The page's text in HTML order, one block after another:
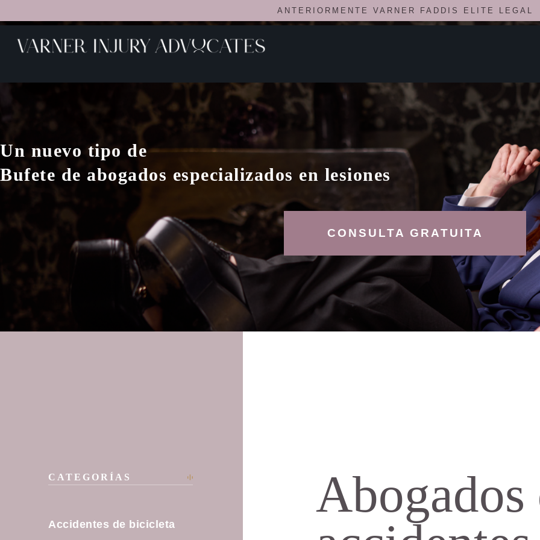
ANTERIORMENTE VARNER FADDIS ELITE LEGAL
Un nuevo tipo de
Bufete de abogados especializados en lesiones
CONSULTA GRATUITA
Abogados
CATEGORÍAS
Accidentes de bicicleta